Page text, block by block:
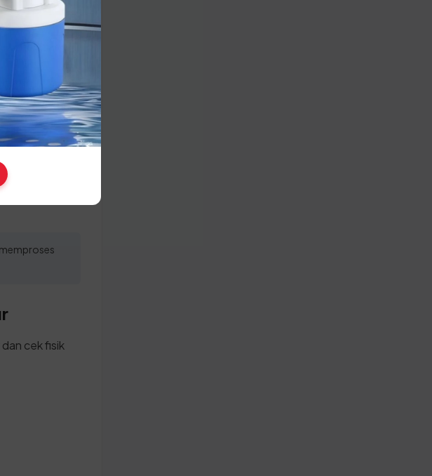
cek fisik